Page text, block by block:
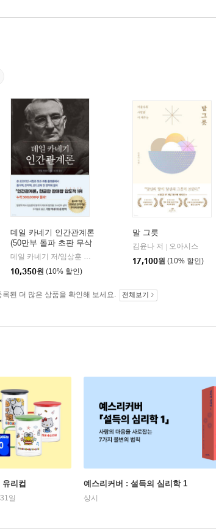
데일 카네기 인간관계론
(50만부 돌파 초판 무삭
제 완역본)
데일 카네기 저/임상훈 역
10,350원 (10% 할인)
말 그릇
김윤나 저
오아시스
17,100원 (10% 할인)
된 더 많은 상품을 확인해 보세요. 전체보기
리컵
일
예스리커버 : 설득의 심리학 1
상시